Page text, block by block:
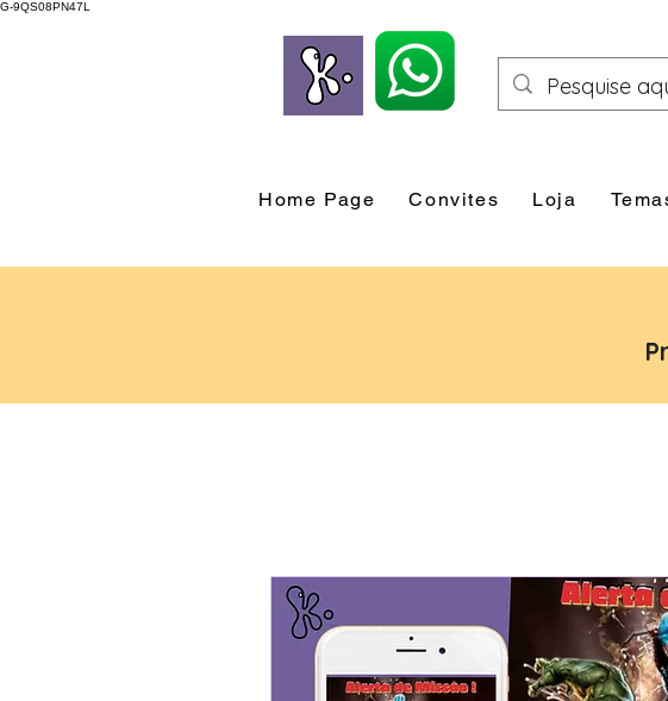
G-9QS08PN47L
Home Page Convites Loja